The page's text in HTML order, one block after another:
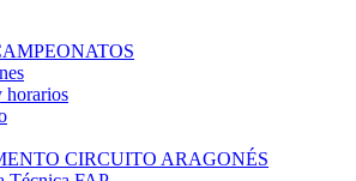
horarios
CIRCUITO ARAGONÉS